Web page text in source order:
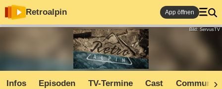
Retroalpin App öffnen
Bild: ServusTV
Infos Episoden TV-Termine Cast Community